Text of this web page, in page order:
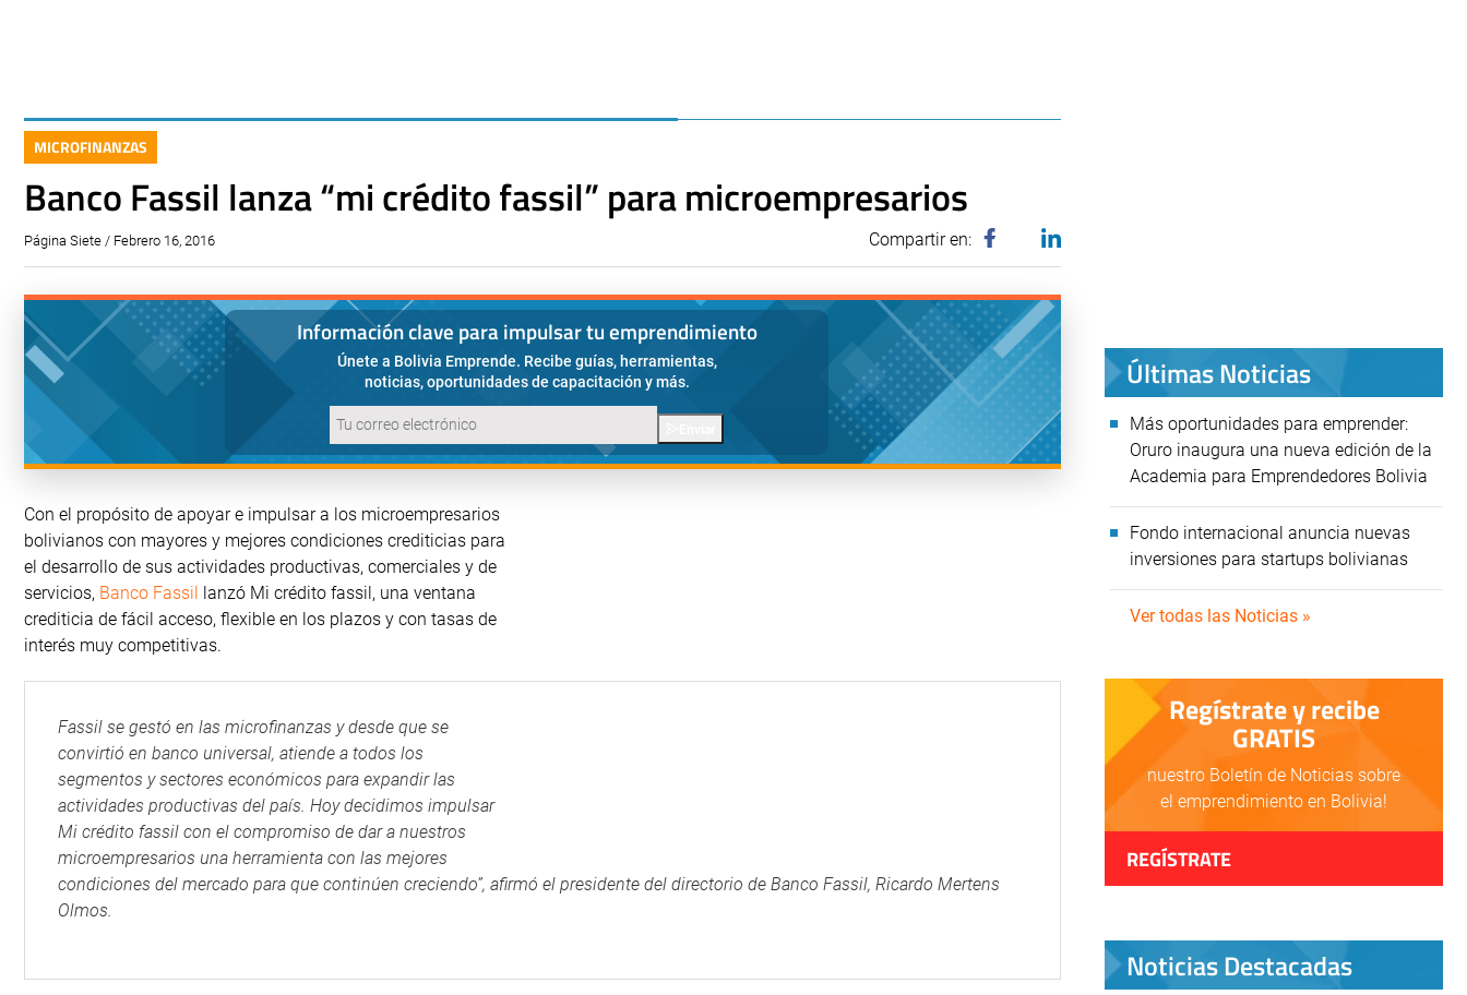
MICROFINANZAS
Banco Fassil lanza “mi crédito fassil” para microempresarios
Página Siete / Febrero 16, 2016 Compartir en:
Información clave para impulsar tu emprendimiento
Únete a Bolivia Emprende. Recibe guías, herramientas,
noticias, oportunidades de capacitación y más.
Con el propósito de apoyar e impulsar a los microempresarios
bolivianos con mayores y mejores condiciones crediticias para
el desarrollo de sus actividades productivas, comerciales y de
servicios, Banco Fassil lanzó Mi crédito fassil, una ventana
crediticia de fácil acceso, flexible en los plazos y con tasas de
interés muy competitivas.
Fassil se gestó en las microfinanzas y desde que se
convirtió en banco universal, atiende a todos los
segmentos y sectores económicos para expandir las
actividades productivas del país. Hoy decidimos impulsar
Mi crédito fassil con el compromiso de dar a nuestros
microempresarios una herramienta con las mejores
condiciones del mercado para que continúen creciendo”, afirmó el presidente del directorio de Banco Fassil, Ricardo Mertens
Olmos.
Últimas Noticias
Más oportunidades para emprender:
Oruro inaugura una nueva edición de la
Academia para Emprendedores Bolivia
Fondo internacional anuncia nuevas
inversiones para startups bolivianas
Ver todas las Noticias »
Regístrate y recibe
GRATIS
nuestro Boletín de Noticias sobre
el emprendimiento en Bolivia!
REGÍSTRATE
Noticias Destacadas